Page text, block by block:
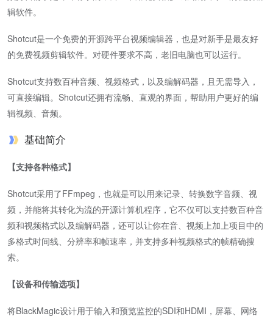
辑软件。
Shotcut是一个免费的开源跨平台视频编辑器，也是对新手是最友好
的免费视频剪辑软件。对硬件要求不高，老旧电脑也可以运行。
Shotcut支持数百种音频、视频格式，以及编解码器，且无需导入，
可直接编辑。Shotcut还拥有流畅、直观的界面，帮助用户更好的编
辑视频、音频。
基础简介
【支持各种格式】
Shotcut采用了FFmpeg，也就是可以用来记录、转换数字音频、视
频，并能将其转化为流的开源计算机程序，它不仅可以支持数百种音
频和视频格式以及编解码器，还可以让你在音、视频上加上项目中的
多格式时间线、分辨率和帧速率，并支持多种视频格式的帧精确搜
索。
【设备和传输选项】
将BlackMagic设计用于输入和预览监控的SDI和HDMI，屏幕、网络